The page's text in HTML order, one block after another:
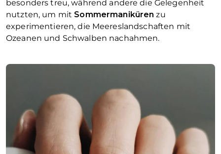
besonders treu, während andere die Gelegenheit
nutzten, um mit Sommermaniküren zu
experimentieren, die Meereslandschaften mit
Ozeanen und Schwalben nachahmen.